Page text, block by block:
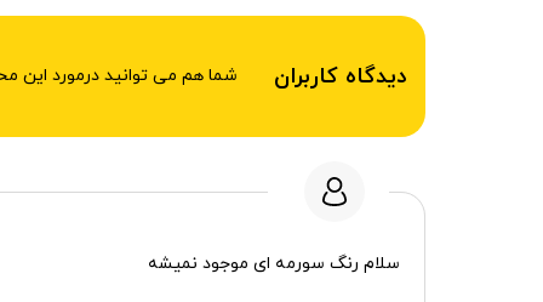
دیدگاه کاربران شما هم می توانید درمورد این
سلام رنگ سورمه ای موجود نمیشه